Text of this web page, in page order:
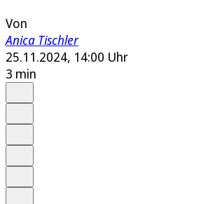
Von
Anica Tischler
25.11.2024, 14:00 Uhr
3 min